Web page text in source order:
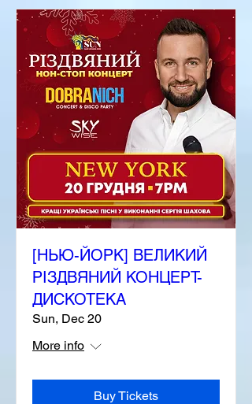
[НЬЮ-ЙОРК] ВЕЛИКИЙ
РІЗДВЯНИЙ КОНЦЕРТ-
ДИСКОТЕКА
Sun, Dec 20
More info
Buy Tickets